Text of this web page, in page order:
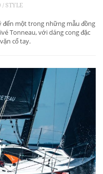
STYLE
đến một trong những mẫu đồng
Tonneau, với dáng cong đặc
cổ tay.